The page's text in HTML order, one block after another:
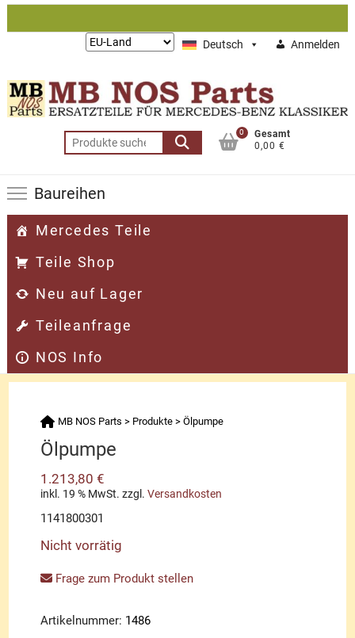
Zum
Deutsch Anmelden
Lieferung
Suchen
nach:
0
Gesamt
0,00 €
Baureihen
Mercedes Teile
Teile Shop
Neu auf Lager
Teileanfrage
NOS Info
MB NOS Parts > Produkte >Ölpumpe
Ölpumpe
1.213,80€
inkl. 19 % MwSt. zzgl.Versandkosten
1141800301
Nicht vorrätig
Frage zum Produkt stellen
Artikelnummer: 1486